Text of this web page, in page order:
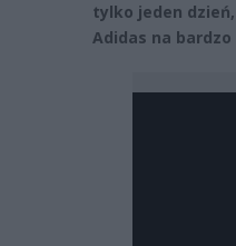
tylko jeden
Adidas na